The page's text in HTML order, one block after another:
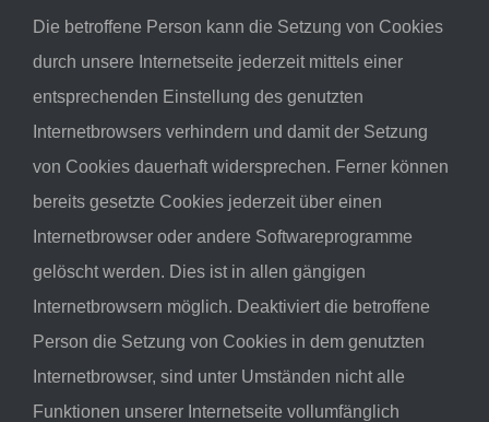
Die betroffene Person kann die Setzung von Cookies
durch unsere Internetseite jederzeit mittels einer
entsprechenden Einstellung des genutzten
Internetbrowsers verhindern und damit der Setzung
von Cookies dauerhaft widersprechen. Ferner können
bereits gesetzte Cookies jederzeit über einen
Internetbrowser oder andere Softwareprogramme
gelöscht werden. Dies ist in allen gängigen
Internetbrowsern möglich. Deaktiviert die betroffene
Person die Setzung von Cookies in dem genutzten
Internetbrowser, sind unter Umständen nicht alle
Funktionen unserer Internetseite vollumfänglich